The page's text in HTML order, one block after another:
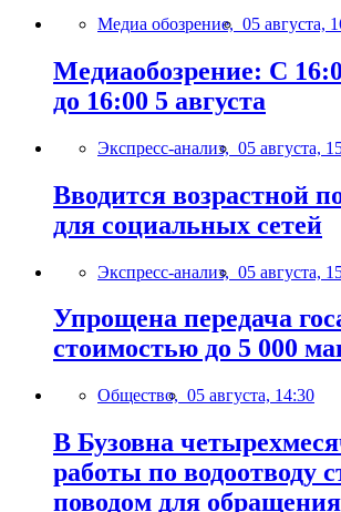
Медиа обозрение, 05 августа,
Медиаобозрение: С
до 16:00 5 августа
Экспресс-анализ, 05 августа,
Вводится возрастной
для социальных сетей
Экспресс-анализ, 05 августа,
Упрощена передача
стоимостью до 5 000
Общество, 05 августа, 14:30
В Бузовна
работы по водоотводу
поводом для